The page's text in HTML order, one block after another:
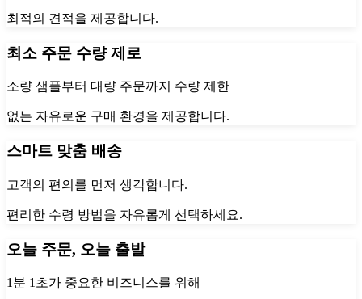
최적의 견적을 제공합니다.
최소 주문 수량 제로
소량 샘플부터 대량 주문까지 수량 제한
없는 자유로운 구매 환경을 제공합니다.
스마트 맞춤 배송
고객의 편의를 먼저 생각합니다.
편리한 수령 방법을 자유롭게 선택하세요.
오늘 주문, 오늘 출발
1분 1초가 중요한 비즈니스를 위해